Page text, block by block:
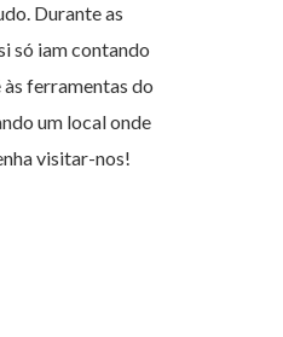
Durante as
só iam contando
ferramentas do
um local onde
visitar-nos!